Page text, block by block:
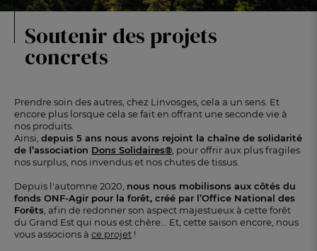
Soutenir des projets
concrets
Prendre soin des autres, chez Linvosges, cela a un sens. Et
encore plus lorsque cela se fait en offrant une seconde vie à
nos produits.
Ainsi, depuis 5 ans nous avons rejoint la chaîne de solidarité
de l’association Dons Solidaires® , pour offrir aux plus fragiles
nos surplus, nos invendus et nos chutes de tissus.
Depuis l'automne 2020, nous nous mobilisons aux côtés du
fonds ONF-Agir pour la forêt, créé par l’Office National des
Forêts , afin de redonner son aspect majestueux à cette forêt
du Grand Est qui nous est chère... Et, cette saison encore, nous
vous associons à ce projet !